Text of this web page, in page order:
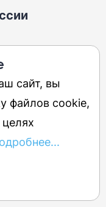
официально
и
сложно.
— заказ через
байеров) из
сайт, вы
файлов cookie,